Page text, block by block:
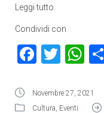
Leggi tutto
Condividi con
Novembre 27, 2021
Cultura, Eventi